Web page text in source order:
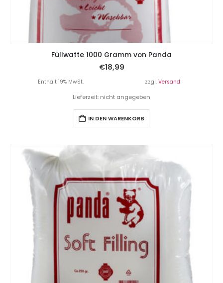
Füllwatte 1000 Gramm von Panda
€18,99
Enthält 19% MwSt. zzgl. Versand
Lieferzeit: nicht angegeben
IN DEN WARENKORB